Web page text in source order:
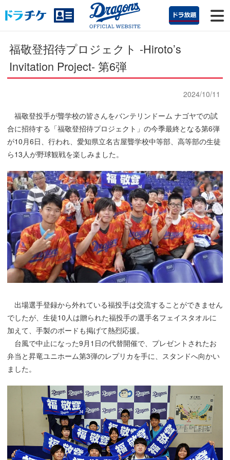
福敬登招待プロジェクト -Hiroto’s
Invitation Project- 第6弾
2024/10/11
福敬登投手が聾学校の皆さんをバンテリンドーム ナゴヤでの試
合に招待する「福敬登招待プロジェクト」の今季最終となる第6弾
が10月6日、行われ、愛知県立名古屋聾学校中等部、高等部の生徒
ら13人が野球観戦を楽しみました。
出場選手登録から外れている福投手は交流することができません
でしたが、生徒10人は贈られた福投手の選手名フェイスタオルに
加えて、手製のボードも掲げて熱烈応援。
台風で中止になった9月1日の代替開催で、プレゼントされたお
弁当と昇竜ユニホーム第3弾のレプリカを手に、スタンドへ向かい
ました。